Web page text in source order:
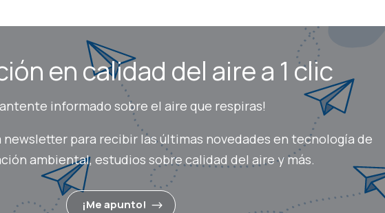
en calidad del aire a 1 clic
informado sobre el aire que respiras!
para recibir las últimas novedades en tecnología de
ambiental, estudios sobre calidad del aire y más.
¡Me apunto!